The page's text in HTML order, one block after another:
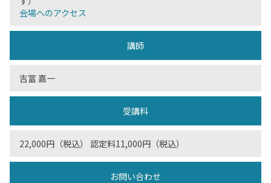
会場へのアクセス
講師
吉冨 嘉一
受講料
22,000円（税込） 認定料11,000円（税込）
お問い合わせ